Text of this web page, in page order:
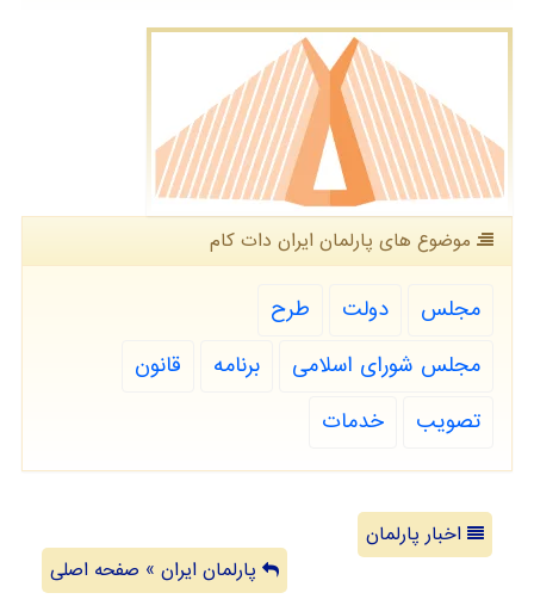
موضوع های پارلمان ایران دات كام
مجلس دولت
طرح
مجلس شورای اسلامی
برنامه
قانون
تصویب
خدمات
اخبار پارلمان
پارلمان ایران » صفحه اصلی